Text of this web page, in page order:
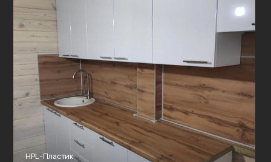
HPL-Пластик